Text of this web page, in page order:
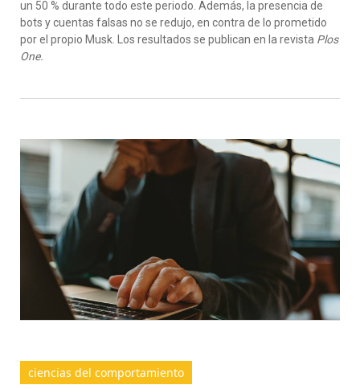
un 50 % durante todo este periodo. Además, la presencia de
bots y cuentas falsas no se redujo, en contra de lo prometido
por el propio Musk. Los resultados se publican en la revista Plos
One.
ciencias del comportamiento